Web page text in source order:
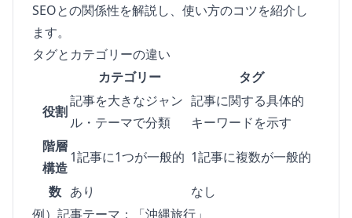
SEOとの関係性を解説し、使い方のコツを紹介し
ます。
タグとカテゴリーの違い
カテゴリー
タグ
役割
記事を大きなジャン
ル・テーマで分類
記事に関する具体的
キーワードを示す
階層
構造
1記事に1つが一般的 1記事に複数が一般的
数 あり
なし
例）記事テーマ：「沖縄旅行」